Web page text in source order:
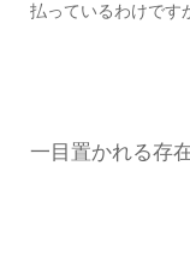
払っているわけです
一目置かれる存